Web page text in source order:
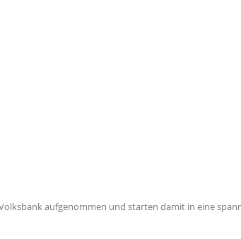
aufgenommen und starten damit in eine